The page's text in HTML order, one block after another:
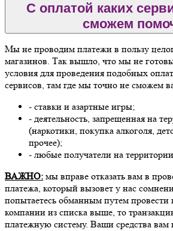
С оплатой каких
сможем
Мы не проводим платежи в пользу
магазинов. Так вышло, что мы не
условия для проведения подобных
сервисов, там где мы точно не сможем
- ставки и азартные игры;
- деятельность, запрещенная на
(наркотики, покупка алкоголя,
прочее);
- любые получатели на
ВАЖНО: мы вправе отказать вам в
платежа, который вызовет у нас
попытаетесь обманным путем провести
компании из списка выше, то
платежную систему. Ваши средства вам